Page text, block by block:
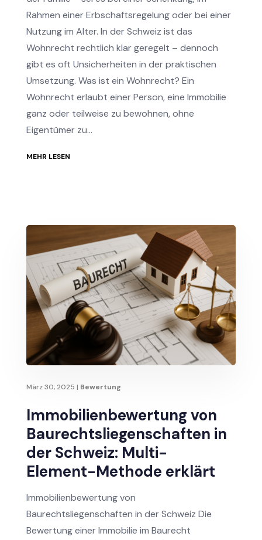
Rahmen einer Erbschaftsregelung oder bei einer
Nutzung im Alter. In der Schweiz ist das
Wohnrecht rechtlich klar geregelt – dennoch
gibt es oft Unsicherheiten in der praktischen
Umsetzung. Was ist ein Wohnrecht? Ein
Wohnrecht erlaubt einer Person, eine Immobilie
ganz oder teilweise zu bewohnen, ohne
Eigentümer zu...
MEHR LESEN
Immobilienbewertung von
Baurechtsliegenschaften in
der Schweiz: Multi-
Element-Methode erklärt
März 30, 2025 | Bewertung
Immobilienbewertung von
Baurechtsliegenschaften in der Schweiz Die
Bewertung einer Immobilie im Baurecht